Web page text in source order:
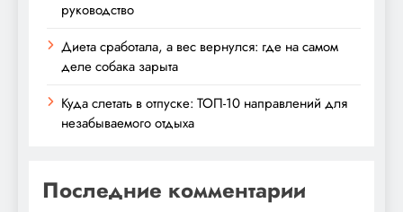
руководство
Диета сработала, а вес вернулся: где на самом
деле собака зарыта
Куда слетать в отпуске: ТОП-10 направлений для
незабываемого отдыха
Последние комментарии